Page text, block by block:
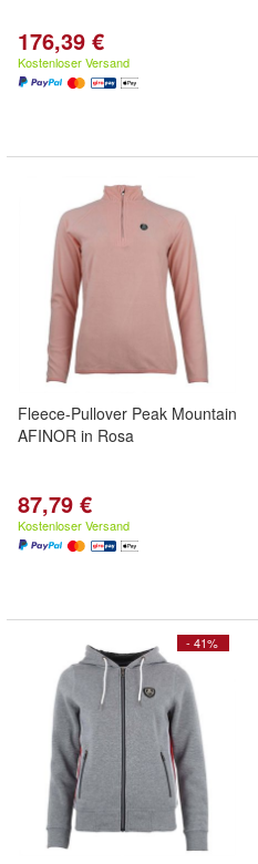
176,39 €
Kostenloser Versand
Fleece-Pullover Peak Mountain
AFINOR in Rosa
87,79 €
Kostenloser Versand
- 41%